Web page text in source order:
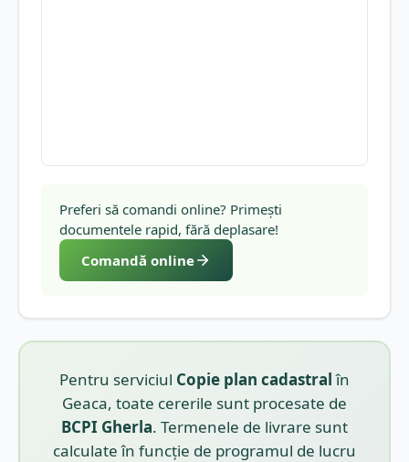
Preferi să comandi online? Primești
documentele rapid, fără deplasare!
Comandă online
Pentru serviciul Copie plan cadastralîn
Geaca, toate cererile sunt procesate de
BCPI Gherla. Termenele de livrare sunt
calculate în funcție de programul de lucru